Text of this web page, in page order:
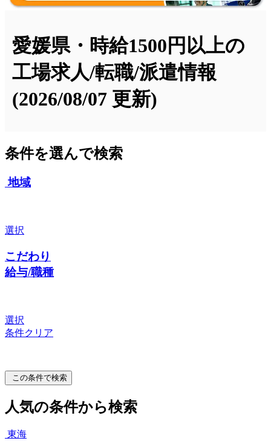
愛媛県・時給1500円以上の
工場求人/転職/派遣情報
(2026/08/07 更新)
条件を選んで検索
地域
選択
こだわり
給与/職種
選択
条件クリア
この条件で検索
人気の条件から検索
東海